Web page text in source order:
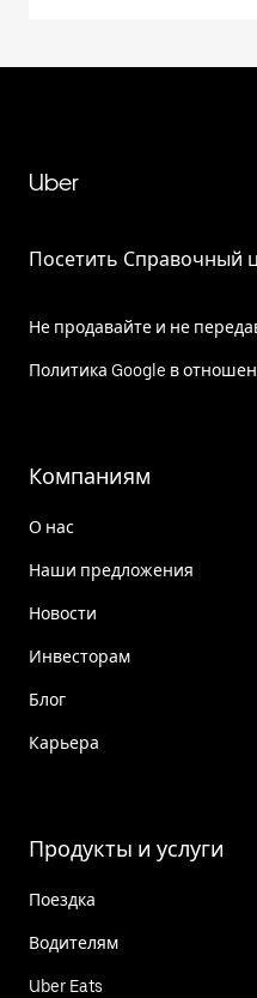
Uber
Посетить Справочный
Не продавайте и не
Политика Google в
Компаниям
О нас
Наши предложения
Новости
Инвесторам
Блог
Карьера
Продукты и услуги
Поездка
Водителям
Uber Eats